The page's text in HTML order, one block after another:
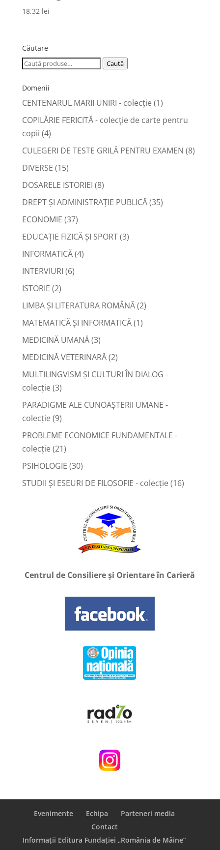
18,32 lei
Căutare
Caută
Caută
Domenii
CENTENARUL MARII UNIRI - colecție(1)
COPILĂRIE FERICITĂ - colecţie de carte pentru
copii (4)
CULEGERI DE TESTE GRILĂ PENTRU EXAMEN (8)
DIVERSE (15)
DOSARELE ISTORIEI (8)
DREPT ŞI ADMINISTRAŢIE PUBLICĂ(35)
ECONOMIE (37)
EDUCAŢIE FIZICĂ ŞI SPORT(3)
INFORMATICĂ(4)
INTERVIURI (6)
ISTORIE (2)
LIMBA ŞI LITERATURA ROMÂNĂ(2)
MATEMATICĂ ŞI INFORMATICĂ(1)
MEDICINĂ UMANĂ(3)
MEDICINĂ VETERINARĂ(2)
MULTILINGVISM ȘI CULTURI ÎN DIALOG -
colecție(3)
PARADIGME ALE CUNOAȘTERII UMANE -
colecție(9)
PROBLEME ECONOMICE FUNDAMENTALE -
colecție(21)
PSIHOLOGIE (30)
STUDII ȘI ESEURI DE FILOSOFIE - colecție(16)
Centrul de Consiliere și Orientare în Carieră
Evenimente Echipa
Parteneri media
Contact
Informații Editura Fundației „România de Mâine”